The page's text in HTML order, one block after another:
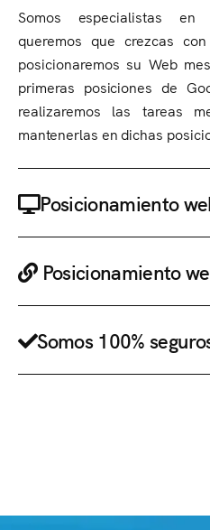
Somos especialistas en
queremos que crezcas
posicionaremos su Web
primeras posiciones de
realizaremos las tareas
mantenerlas en dichas
Posicionamiento
Posicionamiento
Somos 100%